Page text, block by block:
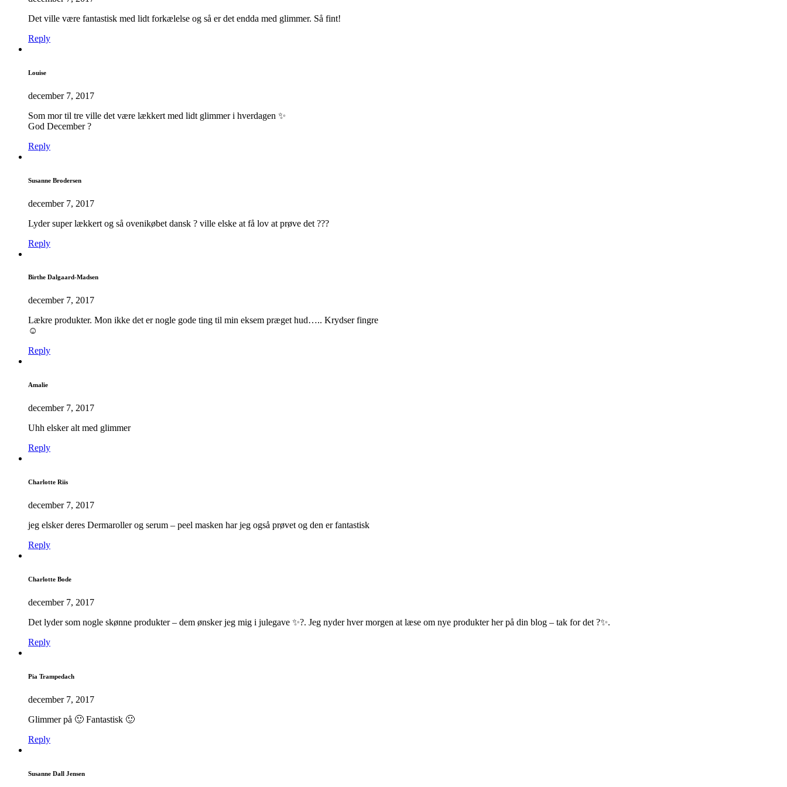
Det ville være fantastisk med lidt forkælelse og så er det endda med glimmer. Så fint!
Reply
Louise
december 7, 2017
Som mor til tre ville det være lækkert med lidt glimmer i hverdagen ✨
God December ?
Reply
Susanne Brodersen
december 7, 2017
Lyder super lækkert og så ovenikøbet dansk ? ville elske at få lov at prøve det ???
Reply
Birthe Dalgaard-Madsen
december 7, 2017
Lækre produkter. Mon ikke det er nogle gode ting til min eksem præget hud….. Krydser fingre
☺️
Reply
Amalie
december 7, 2017
Uhh elsker alt med glimmer
Reply
Charlotte Riis
december 7, 2017
jeg elsker deres Dermaroller og serum – peel masken har jeg også prøvet og den er fantastisk
Reply
Charlotte Bode
december 7, 2017
Det lyder som nogle skønne produkter – dem ønsker jeg mig i julegave ✨?. Jeg nyder hver morgen at læse om nye produkter her på din blog – tak for det ?✨.
Reply
Pia Trampedach
december 7, 2017
Glimmer på 🙂 Fantastisk 🙂
Reply
Susanne Dall Jensen